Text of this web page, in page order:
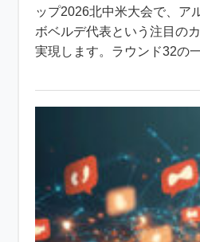
ップ2026北中米大会で、ア
ボベルデ代表という注目の
実現します。ラウンド32の